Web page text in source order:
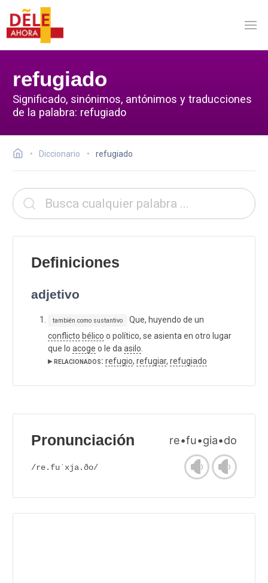
refugiado
Significado, sinónimos, antónimos y traducciones
de la palabra: refugiado
Diccionario refugiado
Definiciones
adjetivo
también como sustantivo
Que, huyendo de un
conflicto bélico o político, se asienta en otro lugar
que lo acoge o le da asilo
▸ relacionados: refugio, refugiar, refugiado
Pronunciación re•fu•gia•do
/re.fuˈxja.ðo/